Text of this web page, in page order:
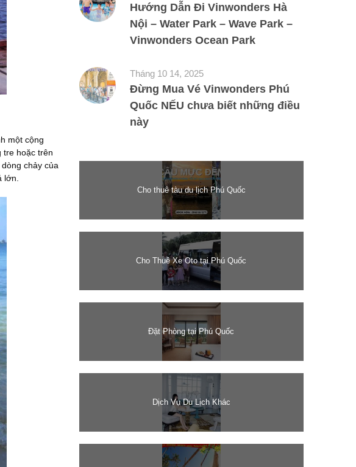
một cộng
tre hoặc trên
chảy của
lớn.
Hướng Dẫn Đi Vinwonders Hà
Nội – Water Park – Wave Park –
Vinwonders Ocean Park
Tháng 10 14, 2025
Đừng Mua Vé Vinwonders Phú
Quốc NẾU chưa biết những điều
này
Cho thuê tàu du lịch Phú Quốc
Cho Thuê Xe Oto tại Phú Quốc
Đặt Phòng tại Phú Quốc
Dịch Vụ Du Lịch Khác